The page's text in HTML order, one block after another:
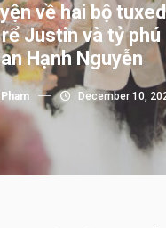
về hai bộ
Justin và tỷ phú
Hạnh Nguyễn
December 10,